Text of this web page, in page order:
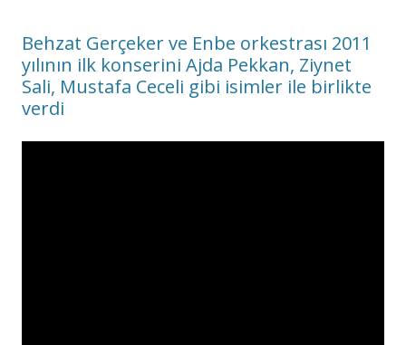
Behzat Gerçeker ve Enbe orkestrası 2011
yılının ilk konserini Ajda Pekkan, Ziynet
Sali, Mustafa Ceceli gibi isimler ile birlikte
verdi